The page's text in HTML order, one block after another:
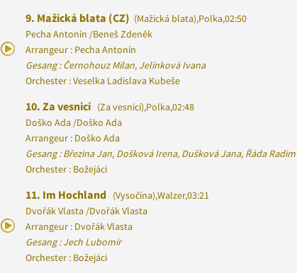
9. Mažická blata (CZ) (Mažická blata),Polka,02:50
Pecha Antonín /Beneš Zdeněk
Arrangeur : Pecha Antonín
Gesang : Černohouz Milan, Jelínková Ivana
Orchester : Veselka Ladislava Kubeše
10. Za vesnicí (Za vesnicí),Polka,02:48
Doško Ada /Doško Ada
Arrangeur : Doško Ada
Gesang : Březina Jan, Došková Irena, Dušková Jana, Řáda Radim
Orchester : Božejáci
11. Im Hochland (Vysočina),Walzer,03:21
Dvořák Vlasta /Dvořák Vlasta
Arrangeur : Dvořák Vlasta
Gesang : Jech Lubomír
Orchester : Božejáci